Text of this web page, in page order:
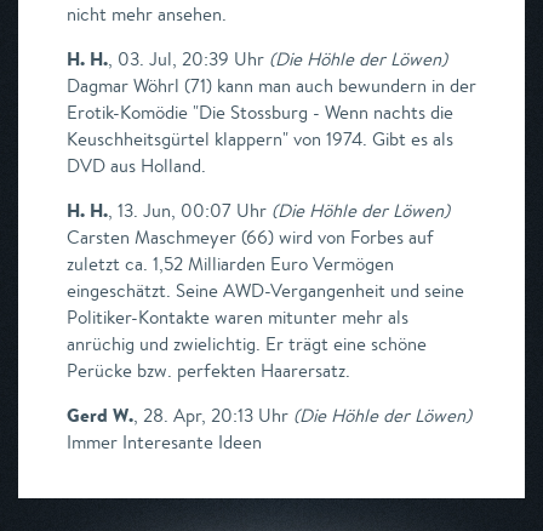
nicht mehr ansehen.
H. H., 03. Jul, 20:39 Uhr (Die Höhle der Löwen)
Dagmar Wöhrl (71) kann man auch bewundern in der
Erotik-Komödie "Die Stossburg - Wenn nachts die
Keuschheitsgürtel klappern" von 1974. Gibt es als
DVD aus Holland.
H. H., 13. Jun, 00:07 Uhr (Die Höhle der Löwen)
Carsten Maschmeyer (66) wird von Forbes auf
zuletzt ca. 1,52 Milliarden Euro Vermögen
eingeschätzt. Seine AWD-Vergangenheit und seine
Politiker-Kontakte waren mitunter mehr als
anrüchig und zwielichtig. Er trägt eine schöne
Perücke bzw. perfekten Haarersatz.
Gerd W., 28. Apr, 20:13 Uhr (Die Höhle der Löwen)
Immer Interesante Ideen